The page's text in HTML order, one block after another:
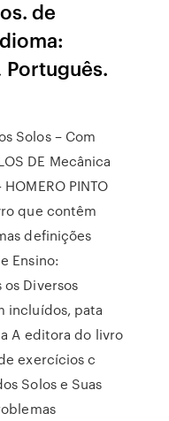
de
Português.
Solos – Com
DE Mecânica
PINTO
que contêm
definições
Ensino:
os Diversos
incluídos, pata
A editora do livro
exercícios c
Solos e Suas